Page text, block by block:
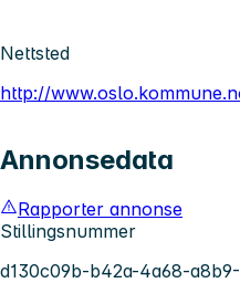
Nettsted
http://
Annonsedata
Rapporter annonse
Stillingsnummer
d130c09b-b42a-4a68-